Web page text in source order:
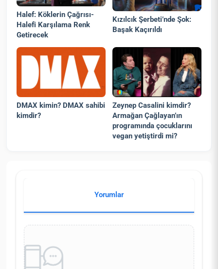
Halef: Köklerin Çağrısı-
Halefi Karşılama Renk
Getirecek
Kızılcık Şerbeti’nde Şok:
Başak Kaçırıldı
DMAX kimin? DMAX sahibi
kimdir?
Zeynep Casalini kimdir?
Armağan Çağlayan’ın
programında çocuklarını
vegan yetiştirdi mi?
Yorumlar